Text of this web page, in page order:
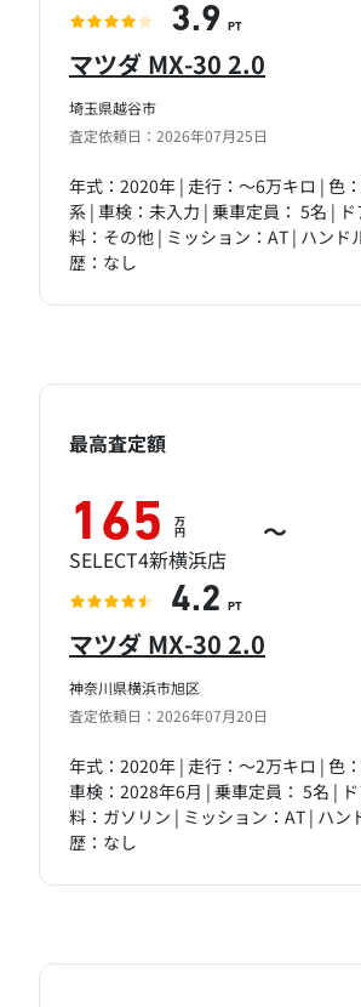
埼玉県越谷市
査定依頼日：2026年07月25日
マツダ MX-30 2.0
年式：2020年 | 走行：～6万キロ | 色
系 | 車検：未入力 | 乗車定員： 5名 |
料：その他 | ミッション：AT | ハンド
歴：なし
3.9 PT
神奈川県横浜市旭区
査定依頼日：2026年07月20日
マツダ MX-30 2.0
年式：2020年 | 走行：～2万キロ | 色
車検：2028年6月 | 乗車定員： 5名 |
料：ガソリン | ミッション：AT | ハン
歴：なし
最高査定額
165 万
円 ～
SELECT4新横浜店
4.2 PT